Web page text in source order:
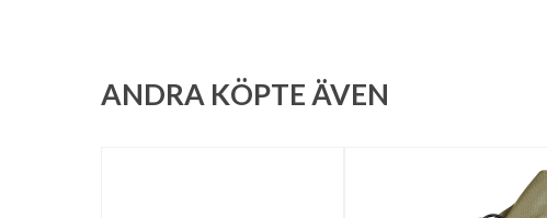
ANDRA KÖPTE ÄVEN